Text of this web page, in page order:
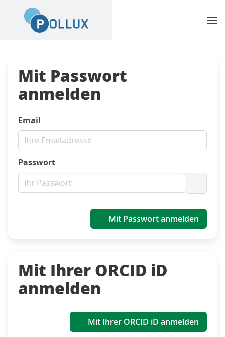
Mit Passwort
anmelden
Email
Passwort
Mit Passwort anmelden
Mit Ihrer ORCID iD
anmelden
Mit Ihrer ORCID iD anmelden